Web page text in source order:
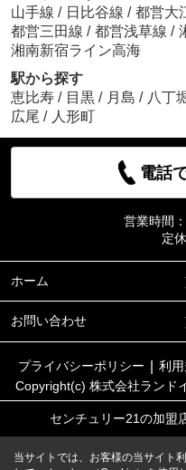
山手線 / 日比谷線 / 都営大
都営三田線 / 都営浅草線 /
湘南新宿ライン高海
駅から探す
恵比寿 / 目黒 / 月島 / 八丁
広尾 / 人形町
電話
営業時間：
定
ホーム
お問い合わせ
プライバシーポリシー 利
Copyright(c) 株式会社ランド
センチュリー21の加盟
当サイトでは、お客様の当サイト